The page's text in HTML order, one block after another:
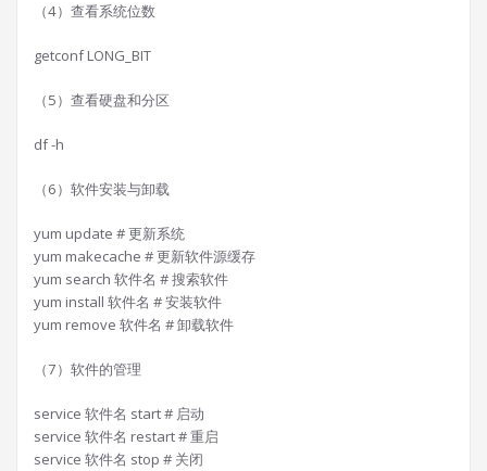
（4）查看系统位数
getconf LONG_BIT
（5）查看硬盘和分区
df -h
（6）软件安装与卸载
yum update # 更新系统
yum makecache # 更新软件源缓存
yum search 软件名 # 搜索软件
yum install 软件名 # 安装软件
yum remove 软件名 # 卸载软件
（7）软件的管理
service 软件名 start # 启动
service 软件名 restart # 重启
service 软件名 stop # 关闭